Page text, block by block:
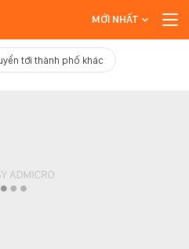
MỚI NHẤT
tới thành phố khác